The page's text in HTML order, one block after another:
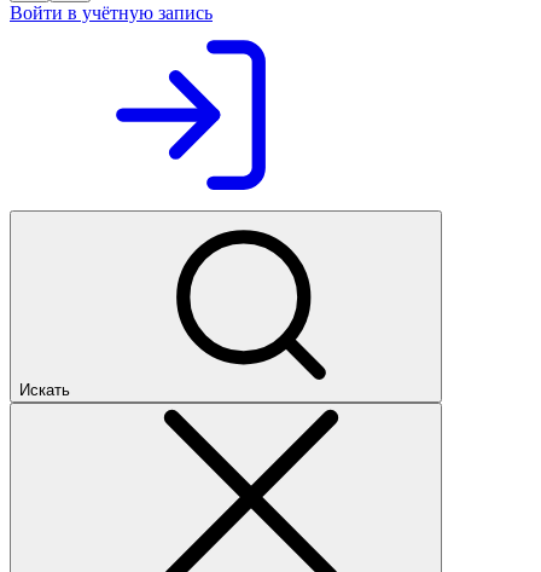
Войти в учётную запись
Искать